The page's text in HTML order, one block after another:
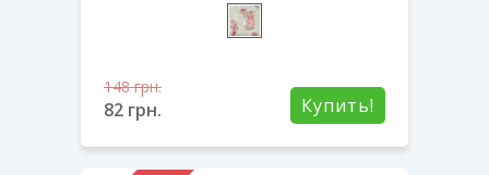
Купить!
148грн.
82 грн.